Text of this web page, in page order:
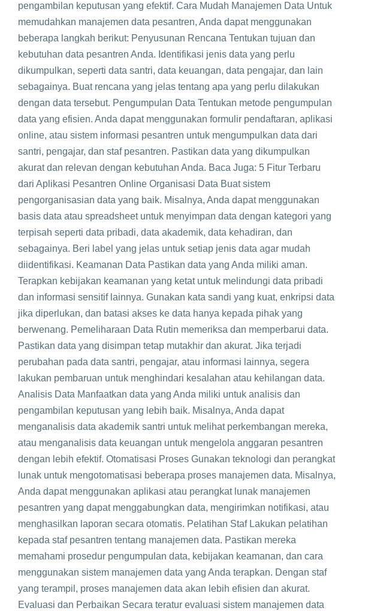
pengambilan keputusan yang efektif. Cara Mudah Manajemen Data Untuk
memudahkan manajemen data pesantren, Anda dapat menggunakan
beberapa langkah berikut: Penyusunan Rencana Tentukan tujuan dan
kebutuhan data pesantren Anda. Identifikasi jenis data yang perlu
dikumpulkan, seperti data santri, data keuangan, data pengajar, dan lain
sebagainya. Buat rencana yang jelas tentang apa yang perlu dilakukan
dengan data tersebut. Pengumpulan Data Tentukan metode pengumpulan
data yang efisien. Anda dapat menggunakan formulir pendaftaran, aplikasi
online, atau sistem informasi pesantren untuk mengumpulkan data dari
santri, pengajar, dan staf pesantren. Pastikan data yang dikumpulkan
akurat dan relevan dengan kebutuhan Anda. Baca Juga: 5 Fitur Terbaru
dari Aplikasi Pesantren Online Organisasi Data Buat sistem
pengorganisasian data yang baik. Misalnya, Anda dapat menggunakan
basis data atau spreadsheet untuk menyimpan data dengan kategori yang
terpisah seperti data pribadi, data akademik, data kehadiran, dan
sebagainya. Beri label yang jelas untuk setiap jenis data agar mudah
diidentifikasi. Keamanan Data Pastikan data yang Anda miliki aman.
Terapkan kebijakan keamanan yang ketat untuk melindungi data pribadi
dan informasi sensitif lainnya. Gunakan kata sandi yang kuat, enkripsi data
jika diperlukan, dan batasi akses ke data hanya kepada pihak yang
berwenang. Pemeliharaan Data Rutin memeriksa dan memperbarui data.
Pastikan data yang disimpan tetap mutakhir dan akurat. Jika terjadi
perubahan pada data santri, pengajar, atau informasi lainnya, segera
lakukan pembaruan untuk menghindari kesalahan atau kehilangan data.
Analisis Data Manfaatkan data yang Anda miliki untuk analisis dan
pengambilan keputusan yang lebih baik. Misalnya, Anda dapat
menganalisis data akademik santri untuk melihat perkembangan mereka,
atau menganalisis data keuangan untuk mengelola anggaran pesantren
dengan lebih efektif. Otomatisasi Proses Gunakan teknologi dan perangkat
lunak untuk mengotomatisasi beberapa proses manajemen data. Misalnya,
Anda dapat menggunakan aplikasi atau perangkat lunak manajemen
pesantren yang dapat menggabungkan data, mengirimkan notifikasi, atau
menghasilkan laporan secara otomatis. Pelatihan Staf Lakukan pelatihan
kepada staf pesantren tentang manajemen data. Pastikan mereka
memahami prosedur pengumpulan data, kebijakan keamanan, dan cara
menggunakan sistem manajemen data yang Anda terapkan. Dengan staf
yang terampil, proses manajemen data akan lebih efisien dan akurat.
Evaluasi dan Perbaikan Secara teratur evaluasi sistem manajemen data